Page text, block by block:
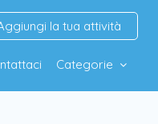
la tua attività
Categorie